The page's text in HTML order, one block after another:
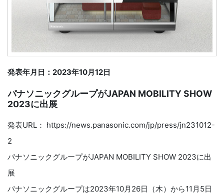
発表年月日：2023年10月12日
パナソニックグループがJAPAN MOBILITY SHOW
2023に出展
発表URL： https://news.panasonic.com/jp/press/jn231012-
2
パナソニックグループがJAPAN MOBILITY SHOW 2023に出
展
パナソニックグループは2023年10月26日（木）から11月5日